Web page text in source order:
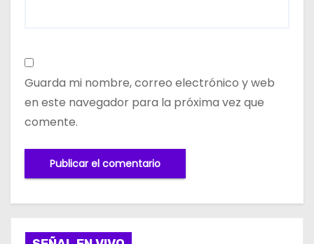
Guarda mi nombre, correo electrónico y web
en este navegador para la próxima vez que
comente.